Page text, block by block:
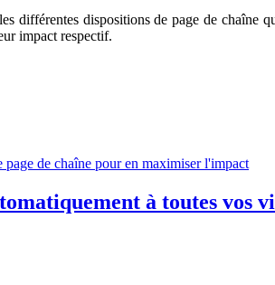
différentes dispositions de page de chaîne
impact respectif.
de chaîne pour en maximiser l'impact
à toutes vos